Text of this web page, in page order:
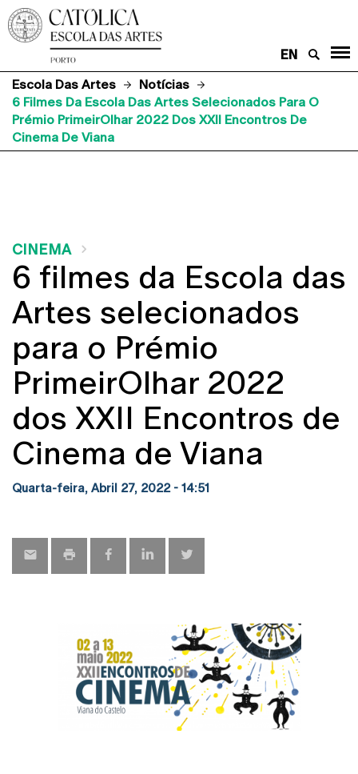
EN
Escola Das Artes
Notícias
6 Filmes Da Escola Das Artes Selecionados Para O
Prémio PrimeirOlhar 2022 Dos XXII Encontros De
Cinema De Viana
CINEMA
6 filmes da Escola das
Artes selecionados
para o Prémio
PrimeirOlhar 2022
dos XXII Encontros de
Cinema de Viana
Quarta-feira, Abril 27, 2022 - 14:51